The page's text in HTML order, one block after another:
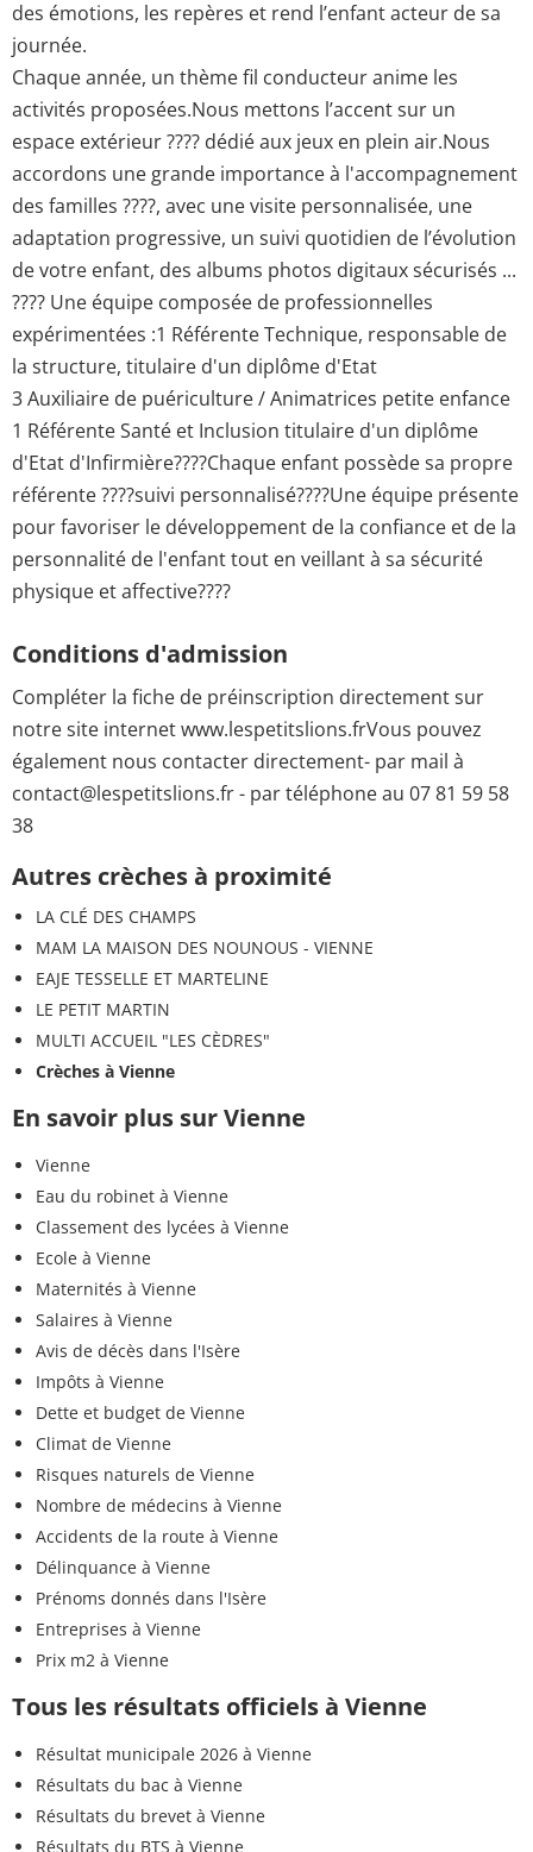
des émotions, les repères et rend l’enfant acteur de sa
journée.
Chaque année, un thème fil conducteur anime les
activités proposées.Nous mettons l’accent sur un
espace extérieur ???? dédié aux jeux en plein air.Nous
accordons une grande importance à l'accompagnement
des familles ????, avec une visite personnalisée, une
adaptation progressive, un suivi quotidien de l’évolution
de votre enfant, des albums photos digitaux sécurisés ...
???? Une équipe composée de professionnelles
expérimentées :1 Référente Technique, responsable de
la structure, titulaire d'un diplôme d'Etat
3 Auxiliaire de puériculture / Animatrices petite enfance
1 Référente Santé et Inclusion titulaire d'un diplôme
d'Etat d'Infirmière????Chaque enfant possède sa propre
référente ????suivi personnalisé????Une équipe présente
pour favoriser le développement de la confiance et de la
personnalité de l'enfant tout en veillant à sa sécurité
physique et affective????
Conditions d'admission
Compléter la fiche de préinscription directement sur
notre site internet www.lespetitslions.frVous pouvez
également nous contacter directement- par mail à
contact@lespetitslions.fr - par téléphone au 07 81 59 58
38
Autres crèches à proximité
LA CLÉ DES CHAMPS
MAM LA MAISON DES NOUNOUS - VIENNE
EAJE TESSELLE ET MARTELINE
LE PETIT MARTIN
MULTI ACCUEIL "LES CÈDRES"
Crèches à Vienne
En savoir plus sur Vienne
Vienne
Eau du robinet à Vienne
Classement des lycées à Vienne
Ecole à Vienne
Maternités à Vienne
Salaires à Vienne
Avis de décès dans l'Isère
Impôts à Vienne
Dette et budget de Vienne
Climat de Vienne
Risques naturels de Vienne
Nombre de médecins à Vienne
Accidents de la route à Vienne
Délinquance à Vienne
Prénoms donnés dans l'Isère
Entreprises à Vienne
Prix m2 à Vienne
Tous les résultats officiels à Vienne
Résultat municipale 2026 à Vienne
Résultats du bac à Vienne
Résultats du brevet à Vienne
Résultats du BTS à Vienne